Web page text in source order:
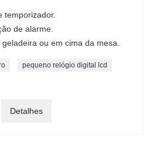
temporizador.
de alarme.
ou em cima da mesa.
pequeno relógio digital lcd
Detalhes